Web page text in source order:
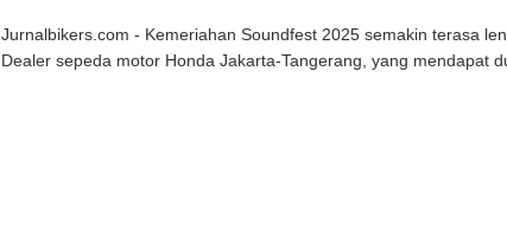
Jurnalbikers.com - Kemeriahan Soundfest 2025 semakin terasa
Dealer sepeda motor Honda Jakarta-Tangerang, yang mendapat